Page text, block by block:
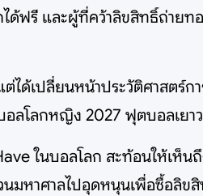
ได้ฟรี และผู้ที่คว้าลิขสิทธิ์ถ่า
ได้เปลี่ยนหน้าประวัติศาสตร์
อลโลกหญิง 2027 ฟุตบอลเ
ในบอลโลก สะท้อนให้เห็
นมหาศาลไปอุดหนุนเพื่อซื้อ